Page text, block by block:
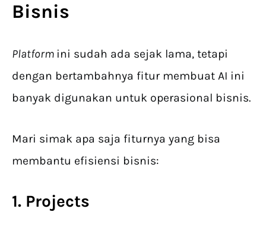
Bisnis
Platform ini sudah ada sejak lama, tetapi
dengan bertambahnya fitur membuat AI ini
banyak digunakan untuk operasional bisnis.
Mari simak apa saja fiturnya yang bisa
membantu efisiensi bisnis:
1. Projects